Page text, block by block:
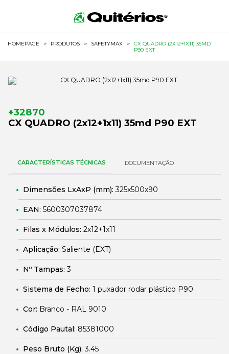
HOMEPAGE > PRODUTOS > SAFETYMAX >
CX QUADRO (2X12+1X11) 35MD
P90 EXT
+32870
CX QUADRO (2x12+1x11) 35md P90 EXT
CARACTERÍSTICAS TÉCNICAS DOCUMENTAÇÃO
Dimensões LxAxP (mm):325x500x90
EAN: 5600307037874
Filas x Módulos: 2x12+1x11
Aplicação: Saliente (EXT)
Nº Tampas:3
Sistema de Fecho: 1 puxador rodar plástico P90
Cor: Branco - RAL 9010
Código Pautal: 85381000
Peso Bruto (Kg):3.45